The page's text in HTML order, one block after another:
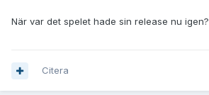
När var det spelet hade sin release nu igen?
Citera